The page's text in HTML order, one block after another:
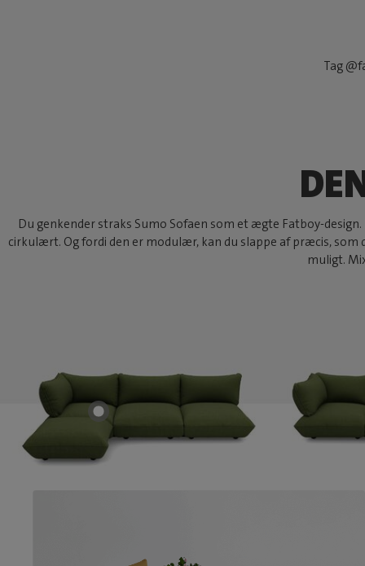
Tag
Du genkender straks Sumo Sofaen som et ægte Fatboy-
cirkulært. Og fordi den er modulær, kan du slappe af præcis, som
muligt.